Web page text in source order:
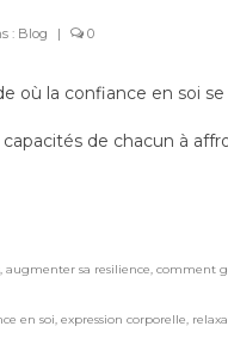
: Blog | 0
où la confiance en soi
de chacun à
, augmenter sa resilience, comment
en soi, expression corporelle,